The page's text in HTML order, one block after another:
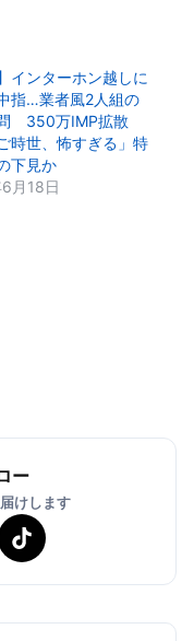
インターホン越しに
指…業者風2人組の
350万IMP拡散
時世、怖すぎる」特
下見か
月18日
ー
けします